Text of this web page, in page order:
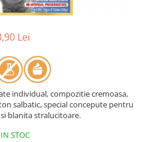
Lei
individual, compozitie cremoasa,
salbatic, special concepute pentru
blanita stralucitoare.
IN STOC